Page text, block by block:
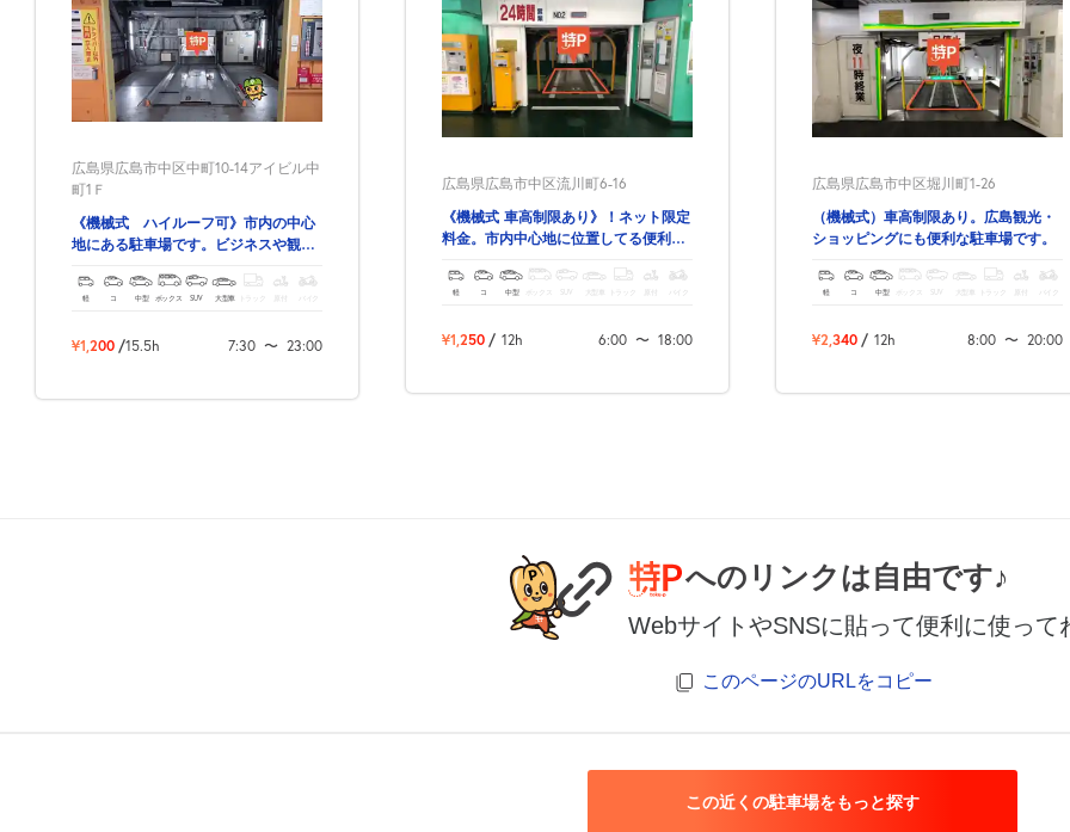
広島県広島市中区中町10-14アイビル中
町1Ｆ
《機械式 ハイルーフ可》市内の中心
地にある駐車場です。ビジネスや観光
軽 コ 中型 ボックス SUV 大型車 トラック バイク
¥1,200 /15.5h 7:30 〜 23:00
広島県広島市中区流川町6-16
《機械式 車高制限あり》！ネット限定
料金。市内中心地に位置してる便利な
軽 コ 中型 ボックス SUV 大型車 トラック バイク
¥1,250 / 12h 6:00 〜 18:00
広島県広島市中区堀川町1-26
（機械式）車高制限あり。広島観光・
ショッピングにも便利な駐車場です。
軽 コ 中型 ボックス SUV 大型車 トラック バイク
¥2,340 / 12h 8:00 〜 20:00
へのリンクは自由です♪
WebサイトやSNSに貼って便利に使って
このページのURLをコピー
この近くの駐車場をもっと探す